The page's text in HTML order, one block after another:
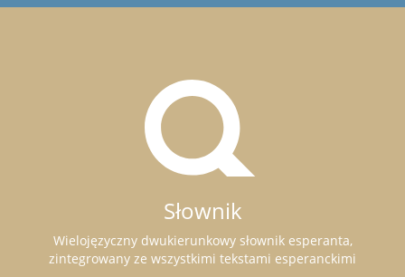
Słownik
Wielojęzyczny dwukierunkowy słownik esperanta,
zintegrowany ze wszystkimi tekstami esperanckimi